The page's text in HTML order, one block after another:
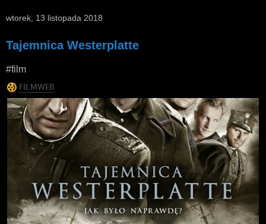
wtorek, 13 listopada 2018
Tajemnica Westerplatte
#film